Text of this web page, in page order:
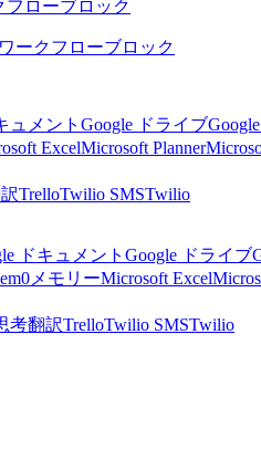
フローブロック
ワークフローブロック
ュメント Google ドライブ
ExcelMicrosoft Planner
TrelloTwilio SMSTwilio
ドキュメント Google ドライブ
メモリーMicrosoft Excel
考翻訳TrelloTwilio SMSTwilio